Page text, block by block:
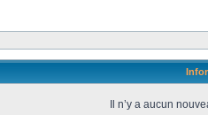
Il n’y a aucun